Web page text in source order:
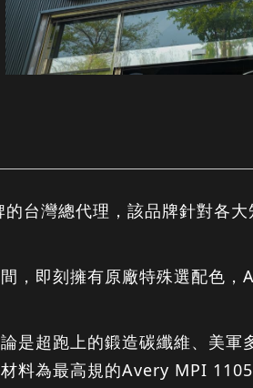
台灣總代理，該品牌針對各
，即刻擁有原廠特殊選配色
是超跑上的鍛造碳纖維、美
料為最高規的Avery MPI 1105